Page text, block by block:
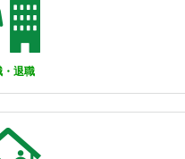
・退職